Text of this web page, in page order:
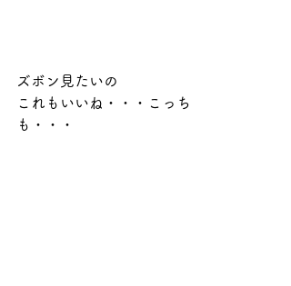
ズボン見たいの
これもいいね・・・こっち
も・・・